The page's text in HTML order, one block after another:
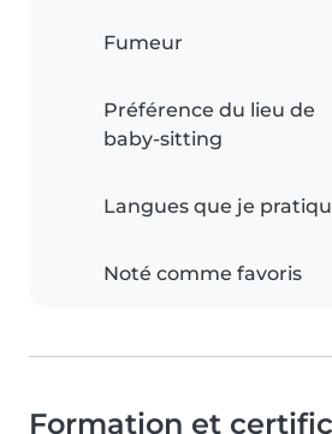
Fumeur
Préférence du lieu de
baby-sitting
Langues que je
Noté comme favoris
Formation et